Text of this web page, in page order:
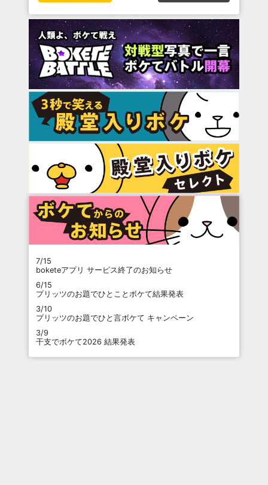
7/15
boketeアプリ サービス終了のお知らせ
6/15
プリッツのお題でひとことボケて結果発表
3/10
プリッツのお題でひと言ボケて キャンペーン
3/9
干支でボケて2026 結果発表